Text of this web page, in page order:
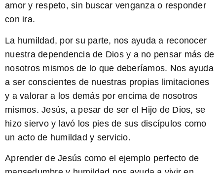
amor y respeto, sin buscar venganza o responder
con ira.
La humildad, por su parte, nos ayuda a reconocer
nuestra dependencia de Dios y a no pensar más de
nosotros mismos de lo que deberíamos. Nos ayuda
a ser conscientes de nuestras propias limitaciones
y a valorar a los demás por encima de nosotros
mismos. Jesús, a pesar de ser el Hijo de Dios, se
hizo siervo y lavó los pies de sus discípulos como
un acto de humildad y servicio.
Aprender de Jesús como el ejemplo perfecto de